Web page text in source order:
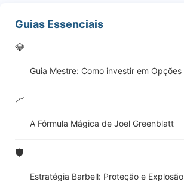
Guias Essenciais
💎
Guia Mestre: Como investir em Opções
📈
A Fórmula Mágica de Joel Greenblatt
🛡️
Estratégia Barbell: Proteção e Explosão